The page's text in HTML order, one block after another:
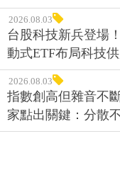
2026.08.03
台股科技新兵登場
動式ETF布局科技
2026.08.03
指數創高但雜音不
家點出關鍵：分散